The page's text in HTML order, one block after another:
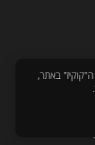
באתר,